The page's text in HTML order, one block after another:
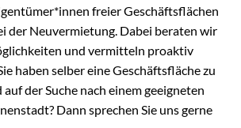
freier Geschäftsflächen
der Neuvermietung. Dabei beraten wir
und vermitteln proaktiv
haben selber eine Geschäftsfläche zu
der Suche nach einem geeigneten
Dann sprechen Sie uns gerne